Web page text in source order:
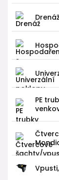
Drenáž
PE